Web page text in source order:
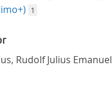
1
Rudolf Julius Emanuel